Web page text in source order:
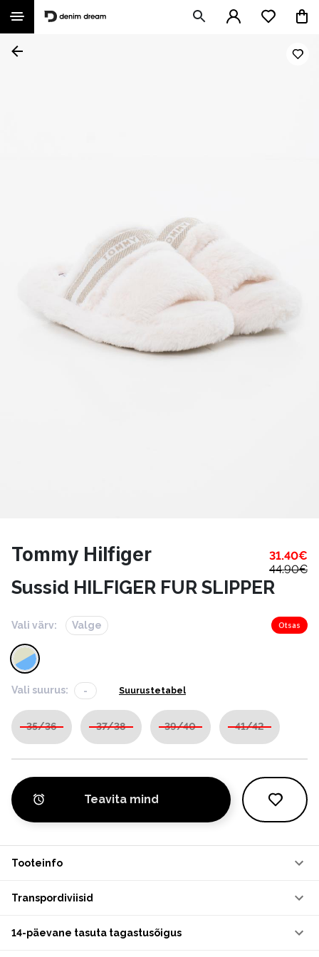
Tommy Hilfiger 31.40€
44.90€
Sussid HILFIGER FUR SLIPPER
Vali värv: Valge Otsas
Vali suurus: - Suurustetabel
35/36 37/38 39/40 41/42
Teavita mind
Tooteinfo
Transpordiviisid
14-päevane tasuta tagastusõigus